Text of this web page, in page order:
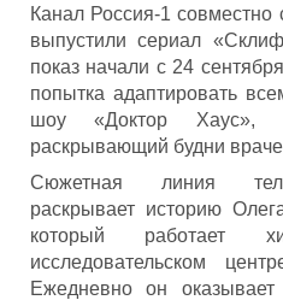
Канал Россия-1
выпустили сериал
показ начали с 24
попытка адаптировать
шоу «Доктор Хаус»,
раскрывающий будни
Сюжетная линия
раскрывает историю
который работает
исследовательском
Ежедневно он